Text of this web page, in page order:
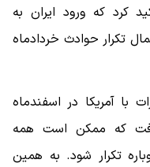
کرد که ورود ایران به
تکرار حوادث خردادماه
با آمریکا در اسفندماه
که ممکن است همه
تکرار شود. به همین